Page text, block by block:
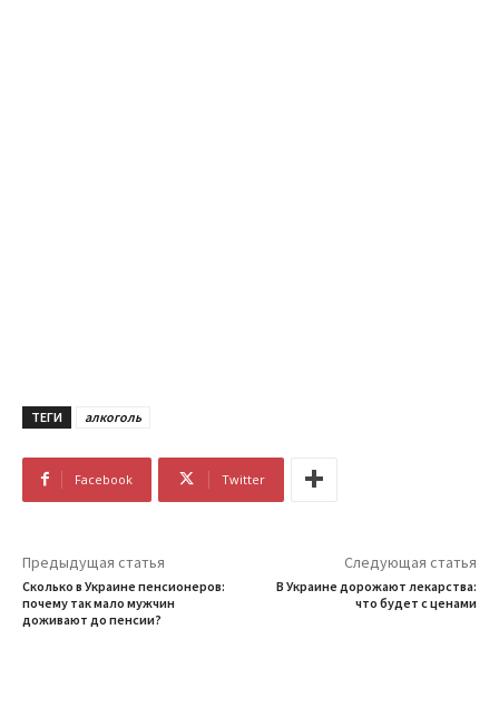
ТЕГИ алкоголь
Facebook Twitter
Предыдущая статья
Сколько в Украине пенсионеров:
почему так мало мужчин
доживают до пенсии?
Следующая статья
В Украине дорожают лекарства:
что будет с ценами